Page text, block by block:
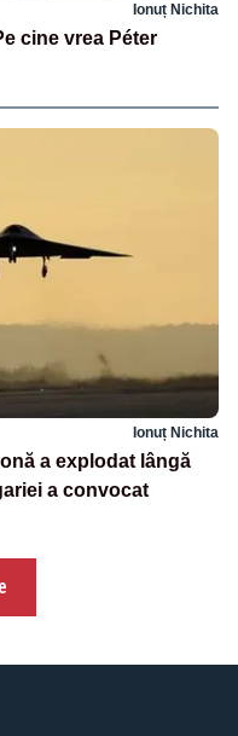
Ionuț Nichita
cine vrea Péter
Ionuț Nichita
a explodat lângă
a convocat